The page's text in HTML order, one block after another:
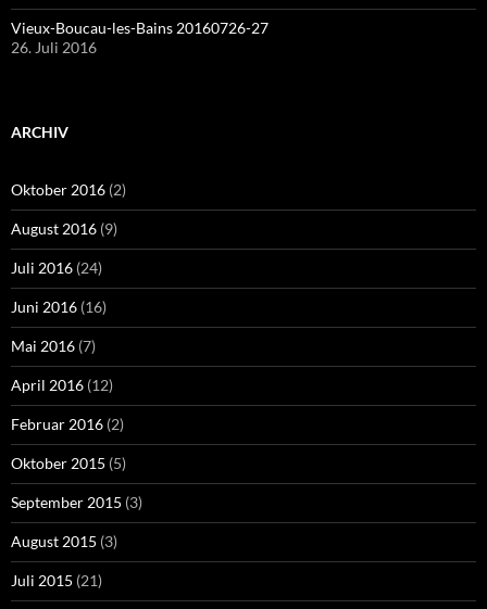
Vieux-Boucau-les-Bains 20160726-27
26. Juli 2016
ARCHIV
Oktober 2016 (2)
August 2016 (9)
Juli 2016 (24)
Juni 2016 (16)
Mai 2016 (7)
April 2016 (12)
Februar 2016 (2)
Oktober 2015 (5)
September 2015 (3)
August 2015 (3)
Juli 2015 (21)